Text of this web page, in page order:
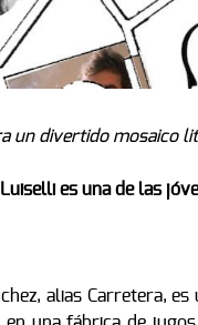
un divertido mosaico
es una de las
alias Carretera,